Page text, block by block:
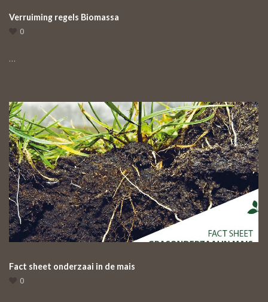
Verruiming regels Biomassa
0
…
Fact sheet onderzaai in de mais
0